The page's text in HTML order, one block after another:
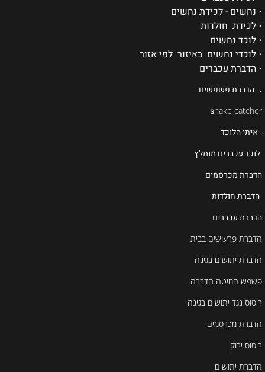
• נחשים - לכידת נחשים
• לכידת חולדות
• לוכד נחשים
• לוכדי נחשים באיזור לפי אזור
• הדברת עכברים
. הדברת פשפשים
snake catcher
. איתי הלוכד
לוכד עכברים מומלץ
הדברת מכרסמים
הדברת חולדות
הדברת עכברים
הדברת פרעושים בבית
הדברת יתושים בגינה
פשפש המיטה הדברה
ריסוס נגד יתושים בגינה
הדברת מכרסמים
ריסוס ירוק
הדברת יתושים